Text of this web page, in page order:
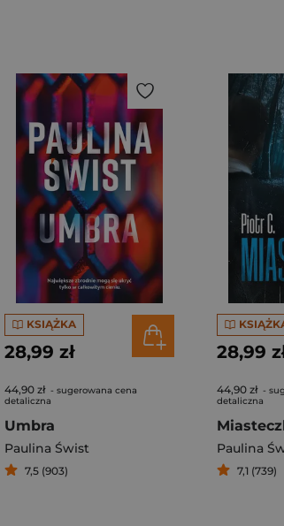
KSIĄŻKA
28,99 zł
44,90 zł - sugerowana cena
detaliczna
Umbra
Paulina Świst
7,5 (903)
28,99
44,90 zł -
detaliczna
Paulina
7,1 (739)